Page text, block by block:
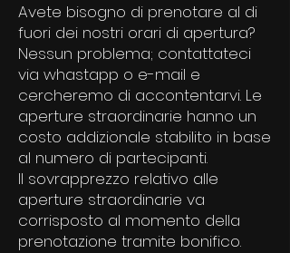
Avete bisogno di prenotare al di
fuori dei nostri orari di apertura?
Nessun problema; contattateci
via whastapp o e-mail e
cercheremo di accontentarvi. Le
aperture straordinarie hanno un
costo addizionale stabilito in base
al numero di partecipanti.
Il sovrapprezzo relativo alle
aperture straordinarie va
corrisposto al momento della
prenotazione tramite bonifico.